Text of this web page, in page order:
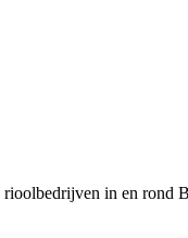
in en rond